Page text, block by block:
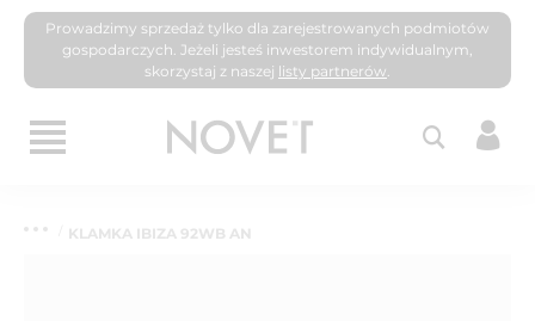
Prowadzimy sprzedaż tylko dla zarejestrowanych podmiotów
gospodarczych. Jeżeli jesteś inwestorem indywidualnym,
skorzystaj z naszej listy partnerów.
KLAMKA IBIZA 92WB AN